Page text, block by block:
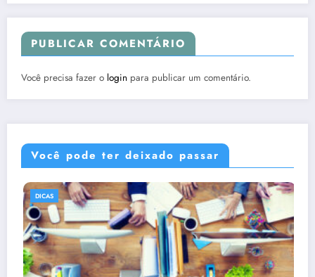
PUBLICAR COMENTÁRIO
Você precisa fazer o login para publicar um comentário.
Você pode ter deixado passar
DICAS